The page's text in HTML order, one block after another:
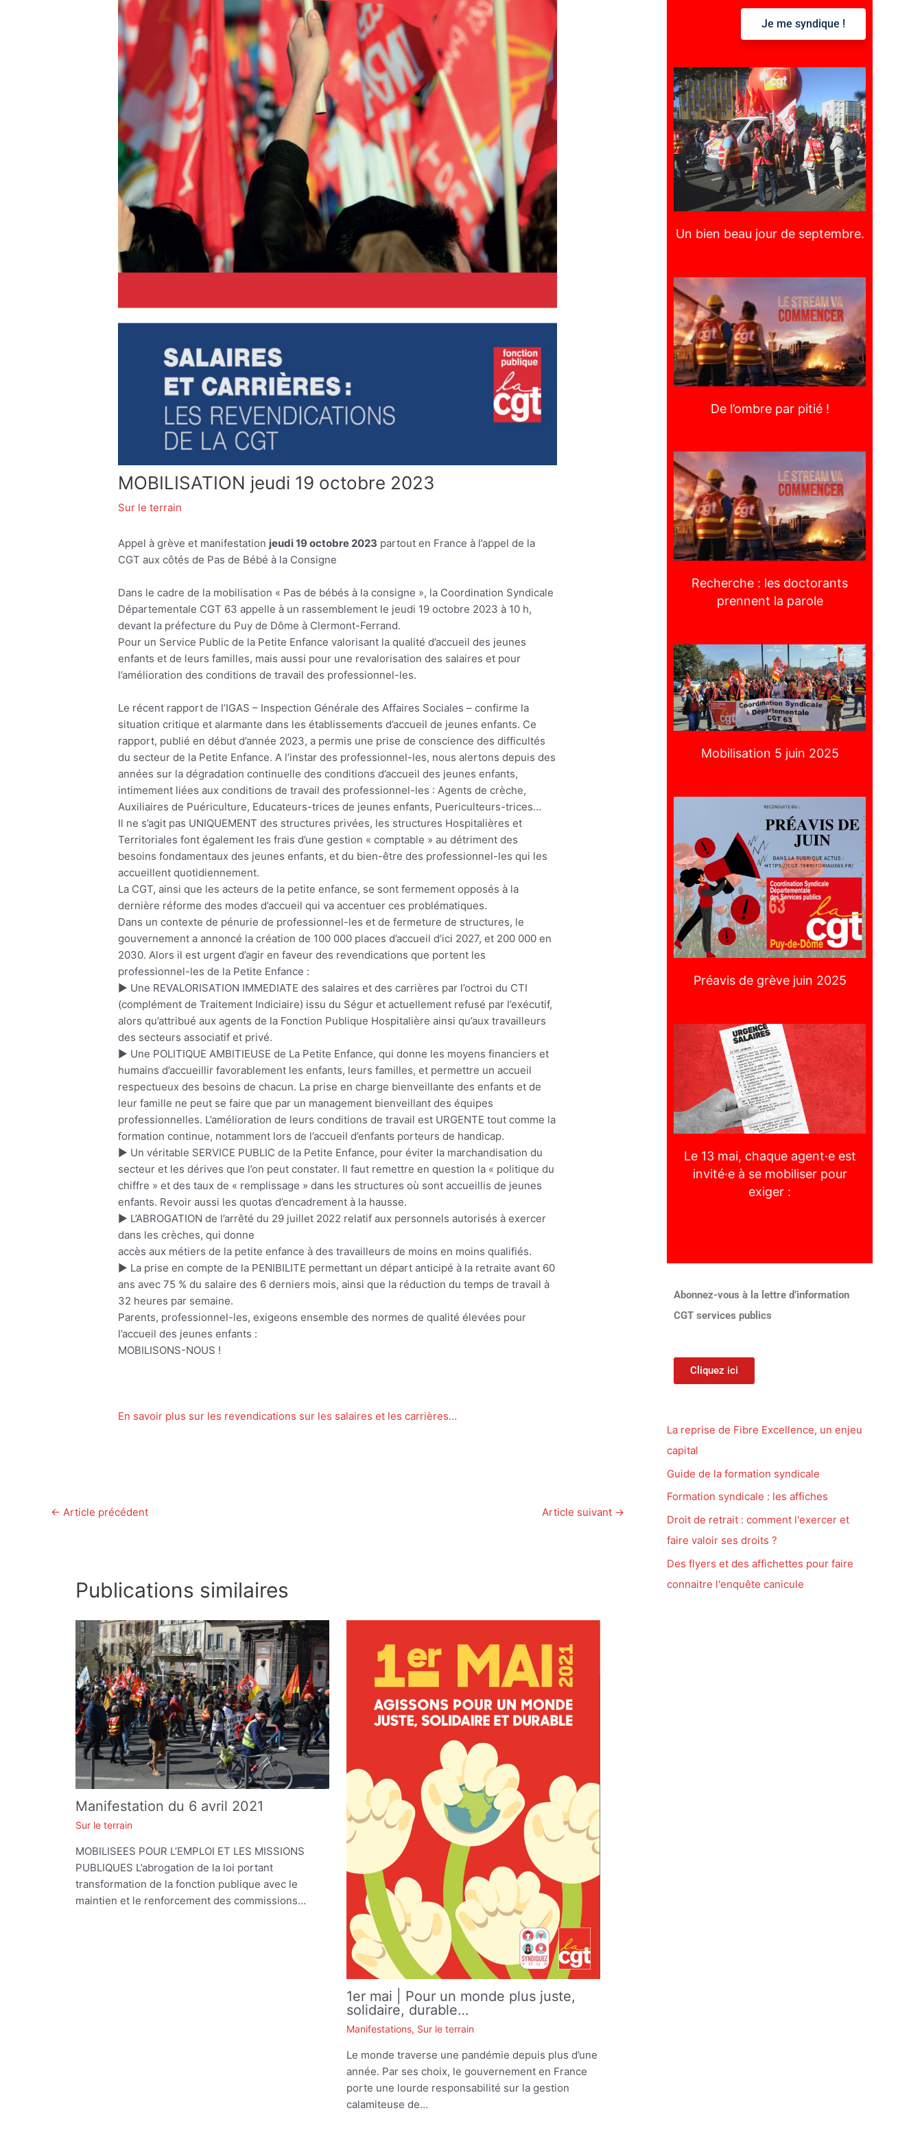
MOBILISATION jeudi 19 octobre 2023
Sur le terrain
Appel à grève et manifestation jeudi 19 octobre 2023 partout en France à l’appel de la
CGT aux côtés de Pas de Bébé à la Consigne
Dans le cadre de la mobilisation « Pas de bébés à la consigne », la Coordination Syndicale
Départementale CGT 63 appelle à un rassemblement le jeudi 19 octobre 2023 à 10 h,
devant la préfecture du Puy de Dôme à Clermont-Ferrand.
Pour un Service Public de la Petite Enfance valorisant la qualité d’accueil des jeunes
enfants et de leurs familles, mais aussi pour une revalorisation des salaires et pour
l’amélioration des conditions de travail des professionnel-les.
Le récent rapport de l’IGAS – Inspection Générale des Affaires Sociales – confirme la
situation critique et alarmante dans les établissements d’accueil de jeunes enfants. Ce
rapport, publié en début d’année 2023, a permis une prise de conscience des difficultés
du secteur de la Petite Enfance. A l’instar des professionnel-les, nous alertons depuis des
années sur la dégradation continuelle des conditions d’accueil des jeunes enfants,
intimement liées aux conditions de travail des professionnel-les : Agents de crèche,
Auxiliaires de Puériculture, Educateurs-trices de jeunes enfants, Puericulteurs-trices…
Il ne s’agit pas UNIQUEMENT des structures privées, les structures Hospitalières et
Territoriales font également les frais d’une gestion « comptable » au détriment des
besoins fondamentaux des jeunes enfants, et du bien-être des professionnel-les qui les
accueillent quotidiennement.
La CGT, ainsi que les acteurs de la petite enfance, se sont fermement opposés à la
dernière réforme des modes d’accueil qui va accentuer ces problématiques.
Dans un contexte de pénurie de professionnel-les et de fermeture de structures, le
gouvernement a annoncé la création de 100 000 places d’accueil d’ici 2027, et 200 000 en
2030. Alors il est urgent d’agir en faveur des revendications que portent les
professionnel-les de la Petite Enfance :
► Une REVALORISATION IMMEDIATE des salaires et des carrières par l’octroi du CTI
(complément de Traitement Indiciaire) issu du Ségur et actuellement refusé par l’exécutif,
alors qu’attribué aux agents de la Fonction Publique Hospitalière ainsi qu’aux travailleurs
des secteurs associatif et privé.
► Une POLITIQUE AMBITIEUSE de La Petite Enfance, qui donne les moyens financiers et
humains d’accueillir favorablement les enfants, leurs familles, et permettre un accueil
respectueux des besoins de chacun. La prise en charge bienveillante des enfants et de
leur famille ne peut se faire que par un management bienveillant des équipes
professionnelles. L’amélioration de leurs conditions de travail est URGENTE tout comme la
formation continue, notamment lors de l’accueil d’enfants porteurs de handicap.
► Un véritable SERVICE PUBLIC de la Petite Enfance, pour éviter la marchandisation du
secteur et les dérives que l’on peut constater. Il faut remettre en question la « politique du
chiffre » et des taux de « remplissage » dans les structures où sont accueillis de jeunes
enfants. Revoir aussi les quotas d’encadrement à la hausse.
► L’ABROGATION de l’arrêté du 29 juillet 2022 relatif aux personnels autorisés à exercer
dans les crèches, qui donne
accès aux métiers de la petite enfance à des travailleurs de moins en moins qualifiés.
► La prise en compte de la PENIBILITE permettant un départ anticipé à la retraite avant 60
ans avec 75 % du salaire des 6 derniers mois, ainsi que la réduction du temps de travail à
32 heures par semaine.
Parents, professionnel-les, exigeons ensemble des normes de qualité élevées pour
l’accueil des jeunes enfants :
MOBILISONS-NOUS !
En savoir plus sur les revendications sur les salaires et les carrières…
← Article précédent Article suivant →
Publications similaires
Manifestation du 6 avril 2021
Sur le terrain
MOBILISEES POUR L’EMPLOI ET LES MISSIONS
PUBLIQUES L’abrogation de la loi portant
transformation de la fonction publique avec le
maintien et le renforcement des commissions…
1er mai | Pour un monde plus juste,
solidaire, durable…
Manifestations, Sur le terrain
Le monde traverse une pandémie depuis plus d’une
année. Par ses choix, le gouvernement en France
porte une lourde responsabilité sur la gestion
calamiteuse de…
Je me syndique !
Un bien beau jour de septembre.
De l’ombre par pitié !
Recherche : les doctorants
prennent la parole
Mobilisation 5 juin 2025
Préavis de grève juin 2025
Le 13 mai, chaque agent·e est
invité·e à se mobiliser pour
exiger :
Abonnez-vous à la lettre d’information
CGT services publics
Cliquez ici
La reprise de Fibre Excellence, un enjeu
capital
Guide de la formation syndicale
Formation syndicale : les affiches
Droit de retrait : comment l'exercer et
faire valoir ses droits ?
Des flyers et des affichettes pour faire
connaitre l'enquête canicule